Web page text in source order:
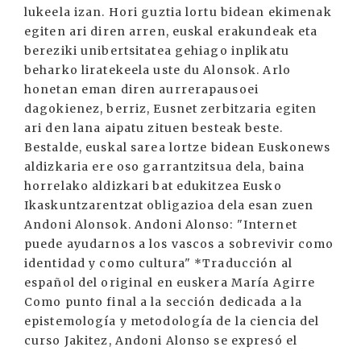
lukeela izan. Hori guztia lortu bidean ekimenak
egiten ari diren arren, euskal erakundeak eta
bereziki unibertsitatea gehiago inplikatu
beharko liratekeela uste du Alonsok. Arlo
honetan eman diren aurrerapausoei
dagokienez, berriz, Eusnet zerbitzaria egiten
ari den lana aipatu zituen besteak beste.
Bestalde, euskal sarea lortze bidean Euskonews
aldizkaria ere oso garrantzitsua dela, baina
horrelako aldizkari bat edukitzea Eusko
Ikaskuntzarentzat obligazioa dela esan zuen
Andoni Alonsok. Andoni Alonso: "Internet
puede ayudarnos a los vascos a sobrevivir como
identidad y como cultura" *Traducción al
español del original en euskera María Agirre
Como punto final a la sección dedicada a la
epistemología y metodología de la ciencia del
curso Jakitez, Andoni Alonso se expresó el